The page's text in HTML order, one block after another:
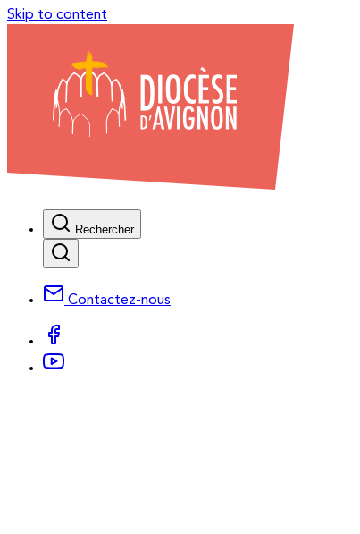
Skip to content
Rechercher
Contactez-nous